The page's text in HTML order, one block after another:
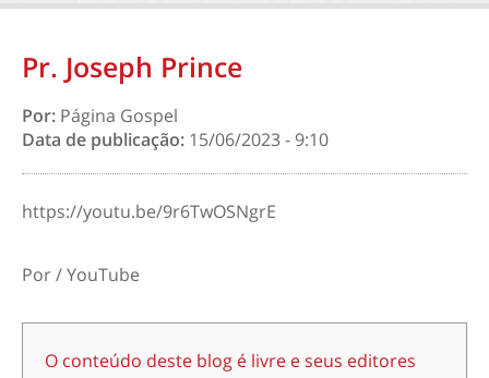
Pr. Joseph Prince
Por: Página Gospel
Data de publicação: 15/06/2023 - 9:10
https://youtu.be/9r6TwOSNgrE
Por / YouTube
O conteúdo deste blog é livre e seus editores